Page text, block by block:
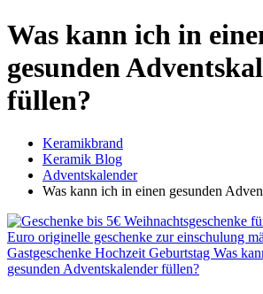
Was kann ich in
gesunden
füllen?
Keramikbrand
Keramik Blog
Adventskalender
Was kann ich in einen gesunden